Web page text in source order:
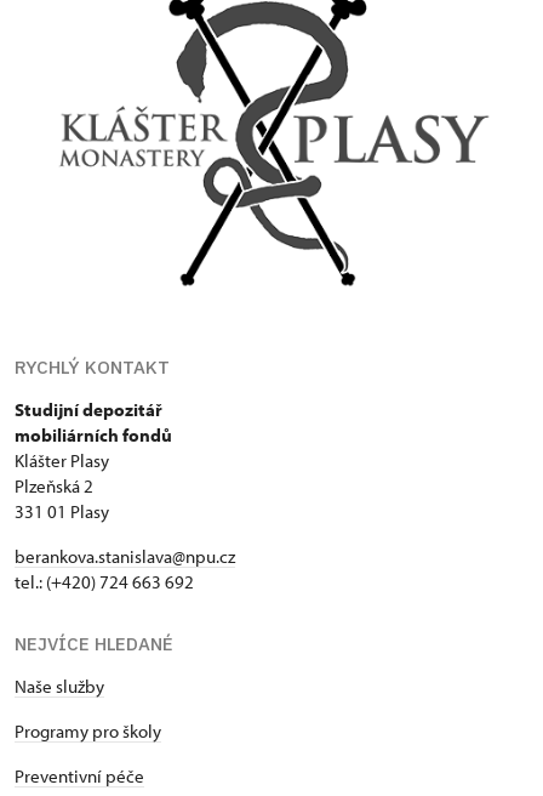
RYCHLÝ KONTAKT
Studijní depozitář
mobiliárních fondů
Klášter Plasy
Plzeňská 2
331 01 Plasy
berankova.stanislava@npu.cz
tel.: (+420) 724 663 692
NEJVÍCE HLEDANÉ
Naše služby
Programy pro školy
Preventivní péče